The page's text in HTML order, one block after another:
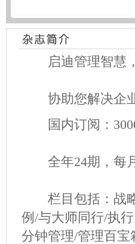
启迪管理智慧，
协助您解决企
国内订阅：3000
全年24期，每月
栏目包括：战略
例/与大师同行/执
分钟管理/管理百